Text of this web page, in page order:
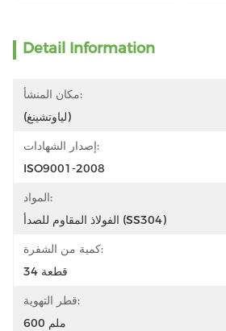
Detail Information
مكان المنشأ:
(لياوتشينغ)
إصدار الشهادات:
ISO9001-2008
المواد:
الفولاذ المقاوم للصدأ (SS304)
كمية من الشفرة:
34 قطعة
قطر التهوية:
600 ملم